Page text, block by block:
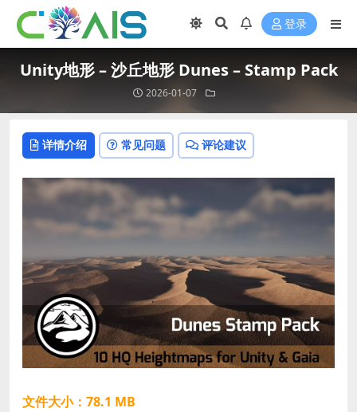
登录
Unity地形 – 沙丘地形 Dunes – Stamp Pack
2026-01-07
详情介绍 常见问题 评论建议
文件大小：78.1 MB